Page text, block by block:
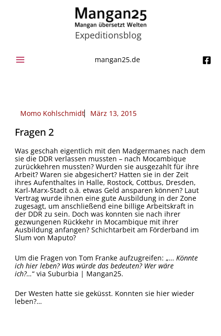
Expeditionsblog
mangan25.de
Momo Kohlschmidt März 13, 2015
Fragen 2
Was geschah eigentlich mit den Madgermanes nach dem
sie die DDR verlassen mussten – nach Mocambique
zurückkehren mussten? Wurden sie ausgezahlt für ihre
Arbeit? Waren sie abgesichert? Hatten sie in der Zeit
ihres Aufenthaltes in Halle, Rostock, Cottbus, Dresden,
Karl-Marx-Stadt o.ä. etwas Geld ansparen können? Laut
Vertrag wurde ihnen eine gute Ausbildung in der Zone
zugesagt, um anschließend eine billige Arbeitskraft in
der DDR zu sein. Doch was konnten sie nach ihrer
gezwungenen Rückkehr in Mocambique mit ihrer
Ausbildung anfangen? Schichtarbeit am Förderband im
Slum von Maputo?
Um die Fragen von Tom Franke aufzugreifen: „… Könnte
ich hier leben? Was würde das bedeuten? Wer wäre
ich?…“ via Suburbia | Mangan25.
Der Westen hatte sie geküsst. Konnten sie hier wieder
leben?…